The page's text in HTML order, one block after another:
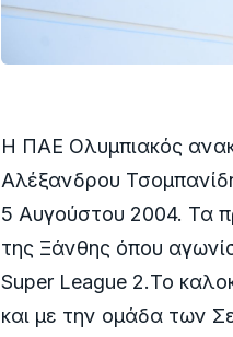
Η ΠΑΕ Ολυμπιακός
Αλέξανδρου
5 Αυγούστου 2004. Τα
της Ξάνθης όπου
Super League 2.Το
και με την ομάδα των